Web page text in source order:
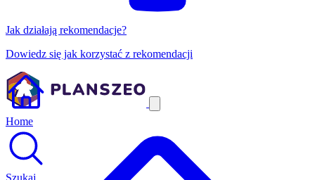
Jak działają rekomendacje?
Dowiedz się jak korzystać z rekomendacji
Home
Szukaj